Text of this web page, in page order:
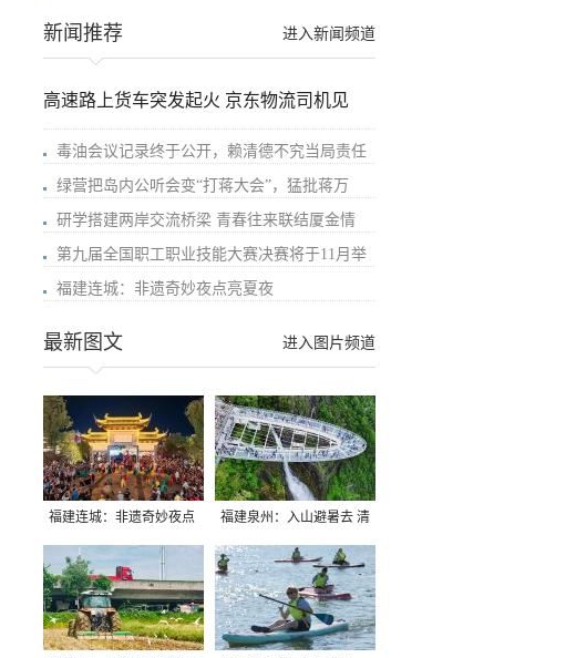
进入新闻频道
新闻推荐
高速路上货车突发起火 京东物流司机见
毒油会议记录终于公开，赖清德不究当局责任
绿营把岛内公听会变“打蒋大会”，猛批蒋万
研学搭建两岸交流桥梁 青春往来联结厦金情
第九届全国职工职业技能大赛决赛将于11月举
福建连城：非遗奇妙夜点亮夏夜
进入图片频道
最新图文
福建连城：非遗奇妙夜点
亮夏夜
福建泉州：入山避暑去 清
凉好惬意